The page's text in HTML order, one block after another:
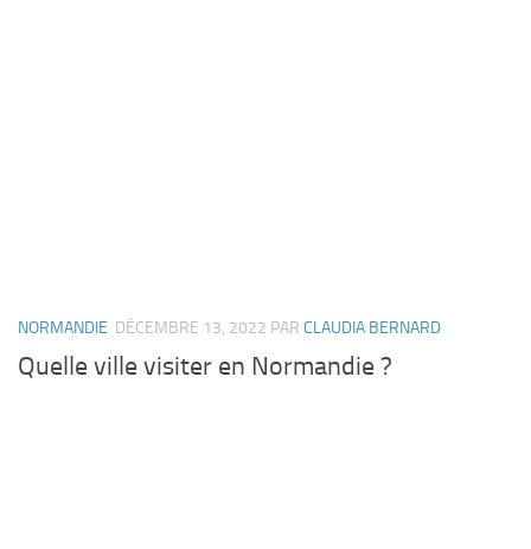
NORMANDIE DÉCEMBRE 13, 2022 PAR CLAUDIA BERNARD
Quelle ville visiter en Normandie ?